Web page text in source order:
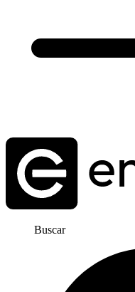
Buscar